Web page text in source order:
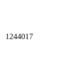
1244017